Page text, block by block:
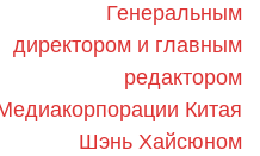
Генеральным
директором и главным
редактором
Китая
Шэнь Хайсюном